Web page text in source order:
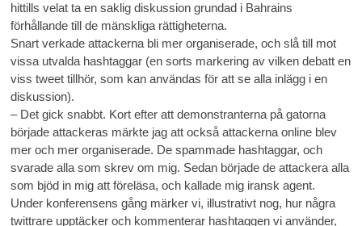
hittills velat ta en saklig diskussion grundad i Bahrains
förhållande till de mänskliga rättigheterna.
Snart verkade attackerna bli mer organiserade, och slå till mot
vissa utvalda hashtaggar (en sorts markering av vilken debatt en
viss tweet tillhör, som kan användas för att se alla inlägg i en
diskussion).
– Det gick snabbt. Kort efter att demonstranterna på gatorna
började attackeras märkte jag att också attackerna online blev
mer och mer organiserade. De spammade hashtaggar, och
svarade alla som skrev om mig. Sedan började de attackera alla
som bjöd in mig att föreläsa, och kallade mig iransk agent.
Under konferensens gång märker vi, illustrativt nog, hur några
twittrare upptäcker och kommenterar hashtaggen vi använder,